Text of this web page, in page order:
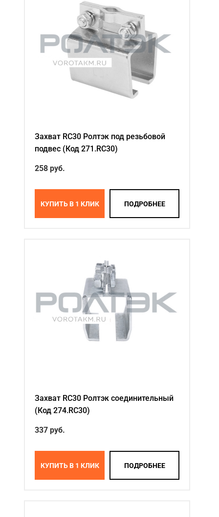
Захват RC30 Ролтэк под резьбовой
подвес (Код 271.RC30)
258 руб.
КУПИТЬ В 1 КЛИК ПОДРОБНЕЕ
Захват RC30 Ролтэк соединительный
(Код 274.RC30)
337 руб.
КУПИТЬ В 1 КЛИК ПОДРОБНЕЕ